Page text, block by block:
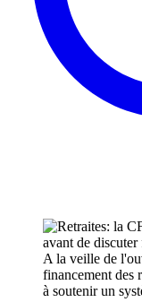
A la veille de
financement des
à soutenir un